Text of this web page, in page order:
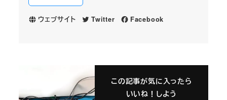
ウェブサイト Twitter Facebook
この記事が気に入ったら
いいね！しよう